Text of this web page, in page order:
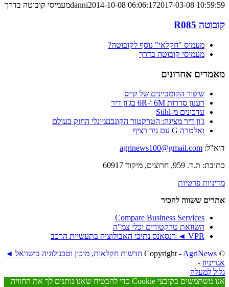
danni2014-10-08 06:06:172017-03-08 10:59:59 מעמיסי קובוטה בדרך
קובוטה R085
מעמיס "חקלאי" נוסף לקובוטה?
מעמיסי קובוטה בדרך
מאמרים אחרונים
שיפור הקומביינים של קייס
רענון סדרות 6M ו-6R בג'ון דיר
עדכונים מ-Stihl
ג'ון דיר מציגה: הטרקטור הקונבנציונלי החזק בעולם
ואלטרה G עם גיר רציף
דוא"ל: agrinews100@gmail.com
כתובת: ת.ד. 959, חרוצים, מיקוד 60917
מדיניות פרטיות
אתרים ששווה להכיר
Compare Business Services
השוואת טרקטורים וכלי צמ"ה
VPR ◄ רנסאנס נתיבי האבולוציה בתעשיית הרכב
© ‫Copyright -
AgriNews חדשות חקלאות, מיכון וטכנולוגיה בישראל ◄
אגריניוז -
גלול למעלה
אנו משתמשים בקובצי Cookie כדי להבטיח שאנו נותנים לך את החוויה